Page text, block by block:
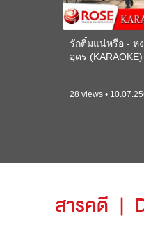
รักติ๋มแน่หรือ - ห
อุดร (KARAOKE)
28 views •
สารคดี |